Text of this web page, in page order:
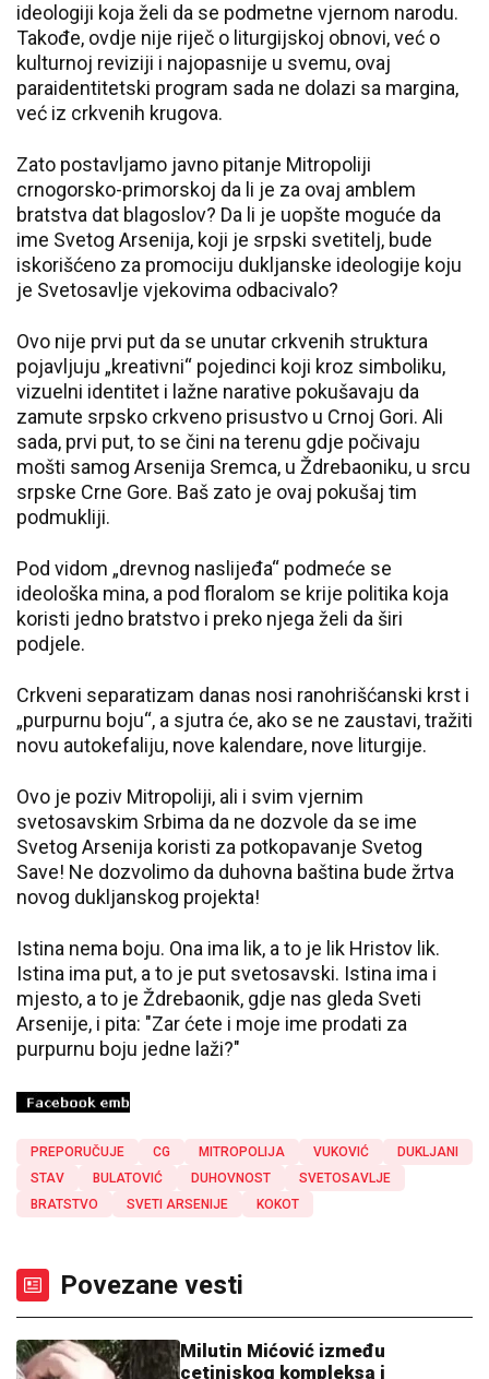
ideologiji koja želi da se podmetne vjernom narodu.
Takođe, ovdje nije riječ o liturgijskoj obnovi, već o
kulturnoj reviziji i najopasnije u svemu, ovaj
paraidentitetski program sada ne dolazi sa margina,
već iz crkvenih krugova.
Zato postavljamo javno pitanje Mitropoliji
crnogorsko-primorskoj da li je za ovaj amblem
bratstva dat blagoslov? Da li je uopšte moguće da
ime Svetog Arsenija, koji je srpski svetitelj, bude
iskorišćeno za promociju dukljanske ideologije koju
je Svetosavlje vjekovima odbacivalo?
Ovo nije prvi put da se unutar crkvenih struktura
pojavljuju „kreativni“ pojedinci koji kroz simboliku,
vizuelni identitet i lažne narative pokušavaju da
zamute srpsko crkveno prisustvo u Crnoj Gori. Ali
sada, prvi put, to se čini na terenu gdje počivaju
mošti samog Arsenija Sremca, u Ždrebaoniku, u srcu
srpske Crne Gore. Baš zato je ovaj pokušaj tim
podmukliji.
Pod vidom „drevnog naslijeđa“ podmeće se
ideološka mina, a pod floralom se krije politika koja
koristi jedno bratstvo i preko njega želi da širi
podjele.
Crkveni separatizam danas nosi ranohrišćanski krst i
„purpurnu boju“, a sjutra će, ako se ne zaustavi, tražiti
novu autokefaliju, nove kalendare, nove liturgije.
Ovo je poziv Mitropoliji, ali i svim vjernim
svetosavskim Srbima da ne dozvole da se ime
Svetog Arsenija koristi za potkopavanje Svetog
Save! Ne dozvolimo da duhovna baština bude žrtva
novog dukljanskog projekta!
Istina nema boju. Ona ima lik, a to je lik Hristov lik.
Istina ima put, a to je put svetosavski. Istina ima i
mjesto, a to je Ždrebaonik, gdje nas gleda Sveti
Arsenije, i pita: "Zar ćete i moje ime prodati za
purpurnu boju jedne laži?"
PREPORUČUJE CG MITROPOLIJA VUKOVIĆ
DUKLJANI
STAV
BULATOVIĆ DUHOVNOST
SVETOSAVLJE
BRATSTVO
SVETI ARSENIJE KOKOT
Povezane vesti
Milutin Mićović između
cetinjskog kompleksa i